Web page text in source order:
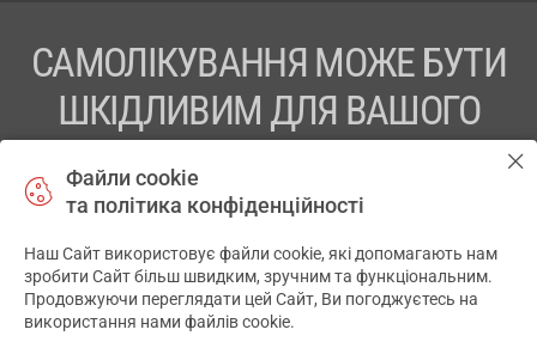
САМОЛІКУВАННЯ МОЖЕ БУТИ
ШКІДЛИВИМ ДЛЯ ВАШОГО
ПЕРЕД ЗАСТОСУВАННЯМ ПРЕПАРАТУ ПРОКОНСУЛЬТУЙТЕСЬ
ТОВ «АПТЕКА 911.ЮА» Код ЄДРПОУ 43631965.
Відмова від відповідальності
Файли cookie
та політика конфіденційності
Наш Сайт використовує файли cookie, які допомагають нам
зробити Сайт більш швидким, зручним та функціональним.
Продовжуючи переглядати цей Сайт, Ви погоджуєтесь на
використання нами файлів cookie.
✕